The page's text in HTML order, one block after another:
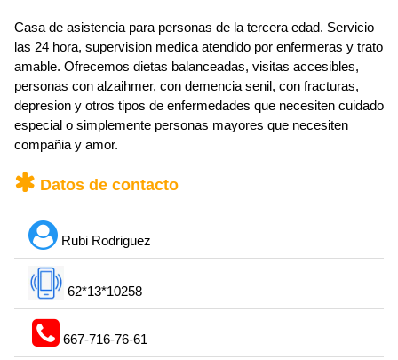
Casa de asistencia para personas de la tercera edad. Servicio
las 24 hora, supervision medica atendido por enfermeras y trato
amable. Ofrecemos dietas balanceadas, visitas accesibles,
personas con alzaihmer, con demencia senil, con fracturas,
depresion y otros tipos de enfermedades que necesiten cuidado
especial o simplemente personas mayores que necesiten
compañia y amor.
Datos de contacto
Rubi Rodriguez
62*13*10258
667-716-76-61